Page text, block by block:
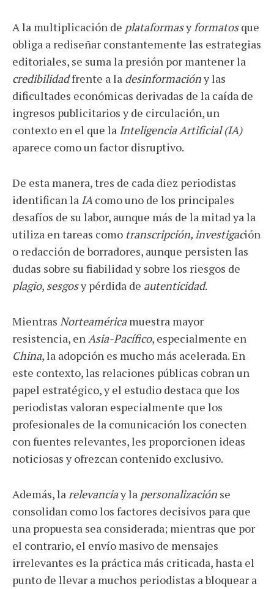
A la multiplicación de plataformasyformatosque
obliga a rediseñar constantemente las estrategias
editoriales, se suma la presión por mantener la
credibilidadfrente a la desinformacióny las
dificultades económicas derivadas de la caída de
ingresos publicitarios y de circulación, un
contexto en el que la Inteligencia Artificial (IA)
aparece como un factor disruptivo.
De esta manera, tres de cada diez periodistas
identifican la IAcomo uno de los principales
desafíos de su labor, aunque más de la mitad ya la
utiliza en tareas como transcripción, investigación
o redacción de borradores, aunque persisten las
dudas sobre su fiabilidad y sobre los riesgos de
plagio, sesgosy pérdida de autenticidad.
Mientras Norteaméricamuestra mayor
resistencia, enAsia-Pacífico, especialmente en
China, la adopción es mucho más acelerada. En
este contexto, las relaciones públicas cobran un
papel estratégico, y el estudio destaca que los
periodistas valoran especialmente que los
profesionales de la comunicación los conecten
con fuentes relevantes, les proporcionen ideas
noticiosas y ofrezcan contenido exclusivo.
Además, larelevanciay la personalización se
consolidan como los factores decisivos para que
una propuesta sea considerada; mientras que por
el contrario, el envío masivo de mensajes
irrelevantes es la práctica más criticada, hasta el
punto de llevar a muchos periodistas a bloquear a